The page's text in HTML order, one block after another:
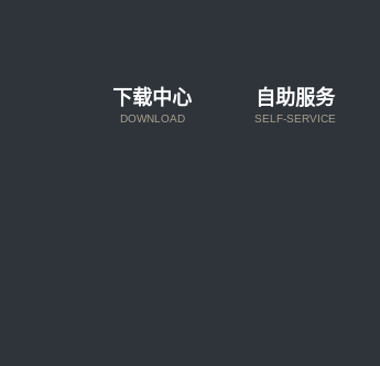
下载中心
DOWNLOAD
自助服务
SELF-SERVICE